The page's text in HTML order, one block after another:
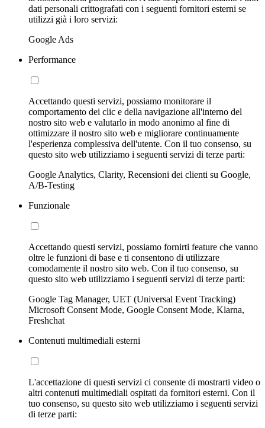
dati personali crittografati con i seguenti fornitori esterni se
utilizzi già i loro servizi:
Google Ads
Performance
Accettando questi servizi, possiamo monitorare il
comportamento dei clic e della navigazione all'interno del
nostro sito web e valutarlo in modo anonimo al fine di
ottimizzare il nostro sito web e migliorare continuamente
l'esperienza complessiva dell'utente. Con il tuo consenso, su
questo sito web utilizziamo i seguenti servizi di terze parti:
Google Analytics, Clarity, Recensioni dei clienti su Google,
A/B-Testing
Funzionale
Accettando questi servizi, possiamo fornirti feature che vanno
oltre le funzioni di base e ti consentono di utilizzare
comodamente il nostro sito web. Con il tuo consenso, su
questo sito web utilizziamo i seguenti servizi di terze parti:
Google Tag Manager, UET (Universal Event Tracking)
Microsoft Consent Mode, Google Consent Mode, Klarna,
Freshchat
Contenuti multimediali esterni
L'accettazione di questi servizi ci consente di mostrarti video o
altri contenuti multimediali ospitati da fornitori esterni. Con il
tuo consenso, su questo sito web utilizziamo i seguenti servizi
di terze parti: